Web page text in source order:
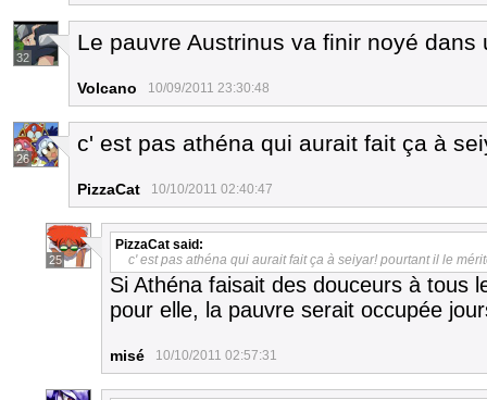
32
Le pauvre Austrinus va finir noyé
Volcano 10/09/2011 23:30:48
26
c' est pas athéna qui aurait fait ça à
PizzaCat 10/10/2011 02:40:47
25
PizzaCat said:
c' est pas athéna qui aurait fait ça à seiyar! pourtant il le
Si Athéna faisait des douceurs à tous
pour elle, la pauvre serait occupée
misé 10/10/2011 02:57:31